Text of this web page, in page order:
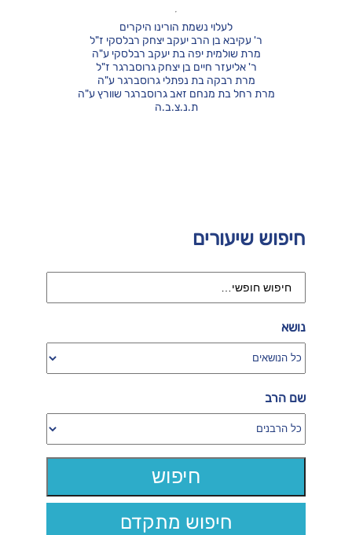
חיפוש שיעורים
נושא
שם הרב
חיפוש מתקדם
לעלוי נשמת הורינו היקרים
ר' עקיבא בן הרב יעקב יצחק רבלסקי ז"ל
מרת שולמית יפה בת יעקב רבלסקי ע"ה
ר' אליעזר חיים בן יצחק גרוסברגר ז"ל
מרת רבקה בת נפתלי גרוסברגר ע"ה
מרת רחל בת מנחם זאב גרוסברגר שוורץ ע"ה
ת.נ.צ.ב.ה